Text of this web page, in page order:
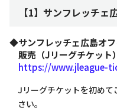
【1】サンフレッチェ
◆サンフレッチェ広島オ
販売（Jリーグチケット）
https://www.jleague-
Jリーグチケットを初め
さい。